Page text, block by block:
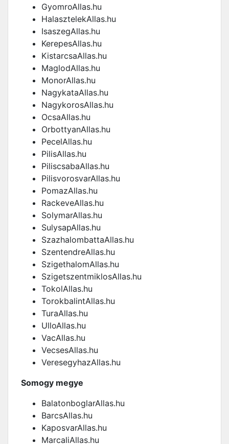
GyomroAllas.hu
HalasztelekAllas.hu
IsaszegAllas.hu
KerepesAllas.hu
KistarcsaAllas.hu
MaglodAllas.hu
MonorAllas.hu
NagykataAllas.hu
NagykorosAllas.hu
OcsaAllas.hu
OrbottyanAllas.hu
PecelAllas.hu
PilisAllas.hu
PiliscsabaAllas.hu
PilisvorosvarAllas.hu
PomazAllas.hu
RackeveAllas.hu
SolymarAllas.hu
SulysapAllas.hu
SzazhalombattaAllas.hu
SzentendreAllas.hu
SzigethalomAllas.hu
SzigetszentmiklosAllas.hu
TokolAllas.hu
TorokbalintAllas.hu
TuraAllas.hu
UlloAllas.hu
VacAllas.hu
VecsesAllas.hu
VeresegyhazAllas.hu
Somogy megye
BalatonboglarAllas.hu
BarcsAllas.hu
KaposvarAllas.hu
MarcaliAllas.hu